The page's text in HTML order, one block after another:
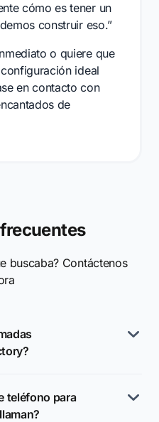
cómo es tener un
construir eso.”
o quiere que
ideal
en contacto con
de
buscaba? Contáctenos
teléfono para